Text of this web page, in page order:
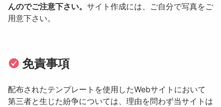
んのでご注意下さい。 サイト作成には、ご自分で写真をご
用意下さい。
免責事項
配布されたテンプレートを使用したWebサイトにおいて
第三者と生じた紛争については、理由を問わず当サイトは